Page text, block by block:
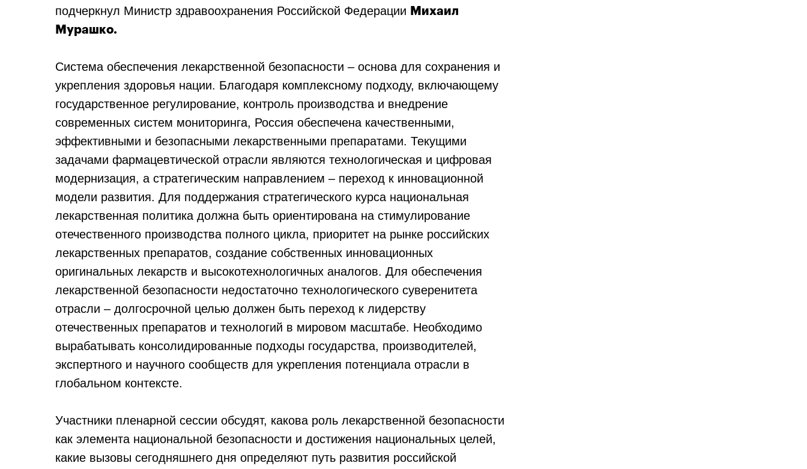
подчеркнул Министр здравоохранения Российской Федерации Михаил
Мурашко.
Система обеспечения лекарственной безопасности – основа для сохранения и
укрепления здоровья нации. Благодаря комплексному подходу, включающему
государственное регулирование, контроль производства и внедрение
современных систем мониторинга, Россия обеспечена качественными,
эффективными и безопасными лекарственными препаратами. Текущими
задачами фармацевтической отрасли являются технологическая и цифровая
модернизация, а стратегическим направлением – переход к инновационной
модели развития. Для поддержания стратегического курса национальная
лекарственная политика должна быть ориентирована на стимулирование
отечественного производства полного цикла, приоритет на рынке российских
лекарственных препаратов, создание собственных инновационных
оригинальных лекарств и высокотехнологичных аналогов. Для обеспечения
лекарственной безопасности недостаточно технологического суверенитета
отрасли – долгосрочной целью должен быть переход к лидерству
отечественных препаратов и технологий в мировом масштабе. Необходимо
вырабатывать консолидированные подходы государства, производителей,
экспертного и научного сообществ для укрепления потенциала отрасли в
глобальном контексте.
Участники пленарной сессии обсудят, какова роль лекарственной безопасности
как элемента национальной безопасности и достижения национальных целей,
какие вызовы сегодняшнего дня определяют путь развития российской